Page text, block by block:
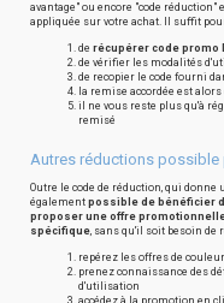
avantage" ou encore "code réduction"
appliquée sur votre achat. Il suffit
de récupérer code promo
de vérifier les modalités
de recopier le code fourni
la remise accordée est
il ne vous reste plus qu'à
remisé
Autres réductions possible
Outre le code de réduction, qui donne
également possible de bénéficier
proposer une offre
spécifique, sans qu'il soit besoin de
repérez les offres de
prenez connaissance des
d'utilisation
accédez à la promotion en